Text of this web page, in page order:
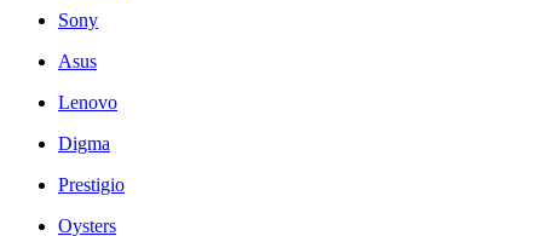
Sony
Asus
Lenovo
Digma
Prestigio
Oysters